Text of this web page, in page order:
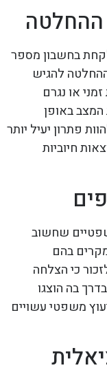
ההחלטה
בחשבון מספר
להגיש
או נגרם
באופן
פתרון יעיל יותר
חיוביות
שחשוב
בהם
כי הצלחה
בה הוצגו
משפטי עשויים